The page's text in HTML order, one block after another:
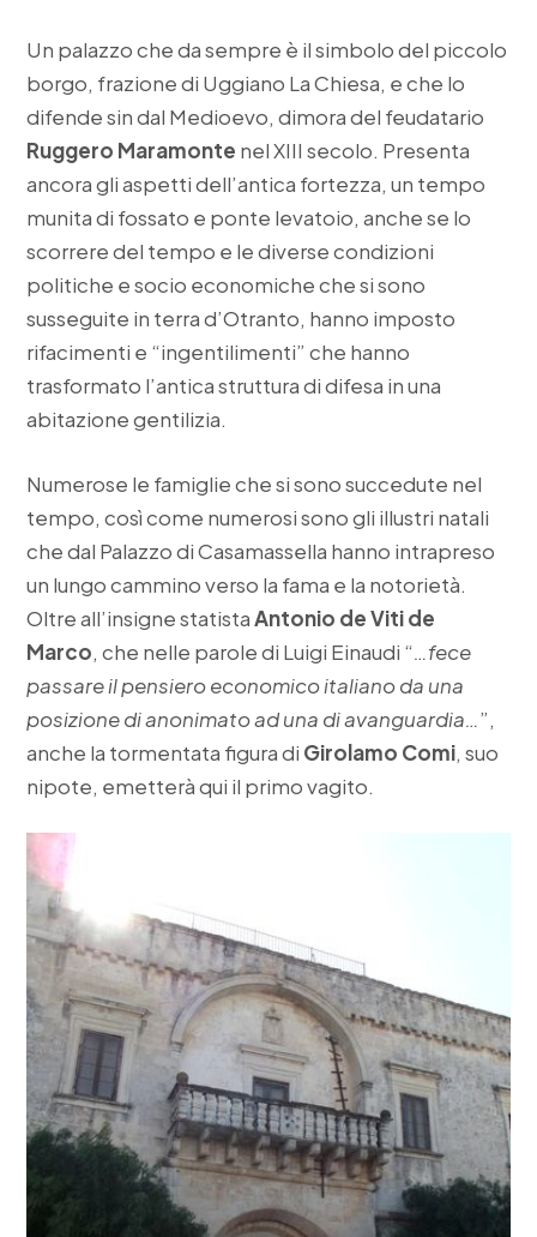
Un palazzo che da sempre è il simbolo del piccolo
borgo, frazione di Uggiano La Chiesa, e che lo
difende sin dal Medioevo, dimora del feudatario
Ruggero Maramonte nel XIII secolo. Presenta
ancora gli aspetti dell’antica fortezza, un tempo
munita di fossato e ponte levatoio, anche se lo
scorrere del tempo e le diverse condizioni
politiche e socio economiche che si sono
susseguite in terra d’Otranto, hanno imposto
rifacimenti e “ingentilimenti” che hanno
trasformato l’antica struttura di difesa in una
abitazione gentilizia.
Numerose le famiglie che si sono succedute nel
tempo, così come numerosi sono gli illustri natali
che dal Palazzo di Casamassella hanno intrapreso
un lungo cammino verso la fama e la notorietà.
Oltre all’insigne statistaAntonio de Viti de
Marco, che nelle parole di Luigi Einaudi “…fece
passare il pensiero economico italiano da una
posizione di anonimato ad una di avanguardia…”,
anche la tormentata figura di Girolamo Comi, suo
nipote, emetterà qui il primo vagito.